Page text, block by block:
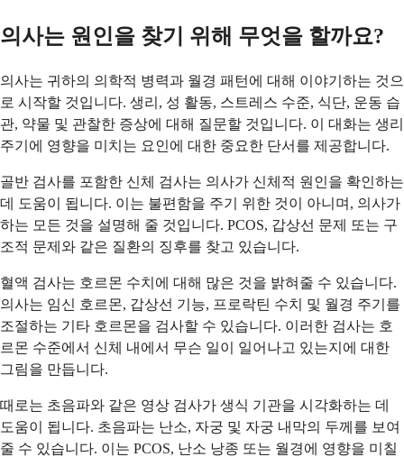
의사는 원인을 찾기 위해 무엇을 할까요?
의사는 귀하의 의학적 병력과 월경 패턴에 대해 이야기하는 것으
로 시작할 것입니다. 생리, 성 활동, 스트레스 수준, 식단, 운동 습
관, 약물 및 관찰한 증상에 대해 질문할 것입니다. 이 대화는 생리
주기에 영향을 미치는 요인에 대한 중요한 단서를 제공합니다.
골반 검사를 포함한 신체 검사는 의사가 신체적 원인을 확인하는
데 도움이 됩니다. 이는 불편함을 주기 위한 것이 아니며, 의사가
하는 모든 것을 설명해 줄 것입니다. PCOS, 갑상선 문제 또는 구
조적 문제와 같은 질환의 징후를 찾고 있습니다.
혈액 검사는 호르몬 수치에 대해 많은 것을 밝혀줄 수 있습니다.
의사는 임신 호르몬, 갑상선 기능, 프로락틴 수치 및 월경 주기를
조절하는 기타 호르몬을 검사할 수 있습니다. 이러한 검사는 호
르몬 수준에서 신체 내에서 무슨 일이 일어나고 있는지에 대한
그림을 만듭니다.
때로는 초음파와 같은 영상 검사가 생식 기관을 시각화하는 데
도움이 됩니다. 초음파는 난소, 자궁 및 자궁 내막의 두께를 보여
줄 수 있습니다. 이는 PCOS, 난소 낭종 또는 월경에 영향을 미칠